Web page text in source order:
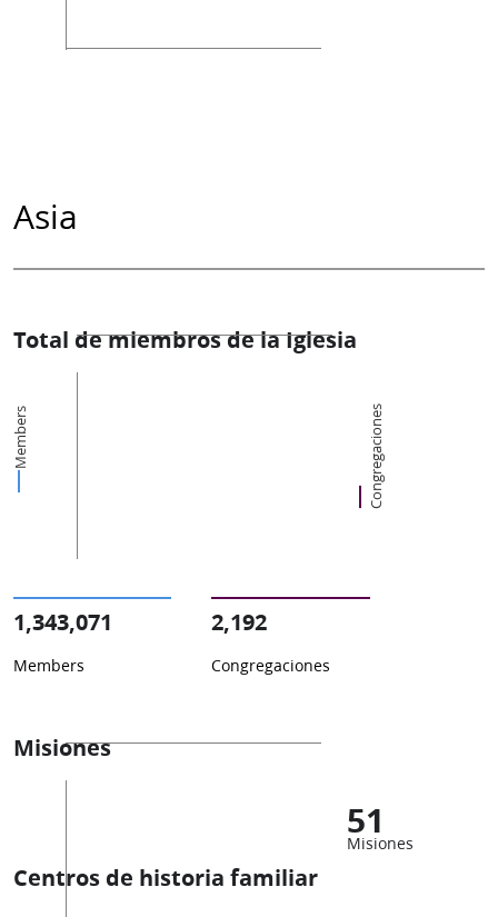
Asia
Total de miembros de la Iglesia
Members Congregaciones
1,343,071
Members
2,192
Congregaciones
Misiones
51
Misiones
Centros de historia familiar